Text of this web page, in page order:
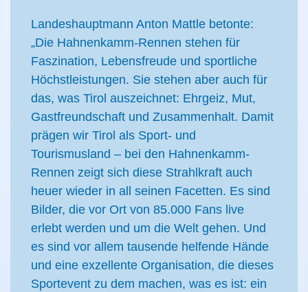
Landeshauptmann Anton Mattle betonte:
„Die Hahnenkamm-Rennen stehen für
Faszination, Lebensfreude und sportliche
Höchstleistungen. Sie stehen aber auch für
das, was Tirol auszeichnet: Ehrgeiz, Mut,
Gastfreundschaft und Zusammenhalt. Damit
prägen wir Tirol als Sport- und
Tourismusland – bei den Hahnenkamm-
Rennen zeigt sich diese Strahlkraft auch
heuer wieder in all seinen Facetten. Es sind
Bilder, die vor Ort von 85.000 Fans live
erlebt werden und um die Welt gehen. Und
es sind vor allem tausende helfende Hände
und eine exzellente Organisation, die dieses
Sportevent zu dem machen, was es ist: ein